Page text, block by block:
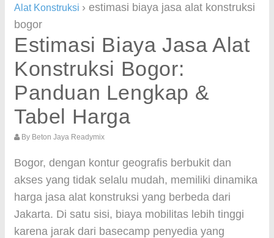
Alat Konstruksi › estimasi biaya jasa alat konstruksi
bogor
Estimasi Biaya Jasa Alat
Konstruksi Bogor:
Panduan Lengkap &
Tabel Harga
By Beton Jaya Readymix
Bogor, dengan kontur geografis berbukit dan
akses yang tidak selalu mudah, memiliki dinamika
harga jasa alat konstruksi yang berbeda dari
Jakarta. Di satu sisi, biaya mobilitas lebih tinggi
karena jarak dari basecamp penyedia yang